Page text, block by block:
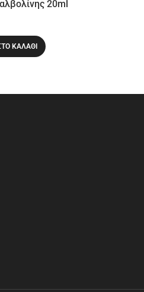
20ml
ΚΑΛΆΘΙ